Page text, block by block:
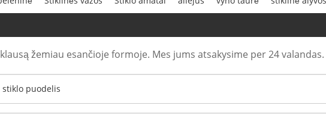
žemiau esančioje formoje. Mes jums atsakysime per 24 valandas.